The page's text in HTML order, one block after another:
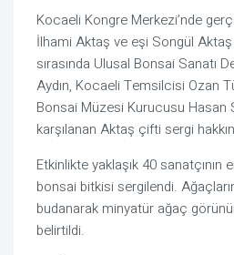
Kocaeli Kongre Merkezi’nde
İlhami Aktaş ve eşi Songül
sırasında Ulusal Bonsai Sanatı
Aydın, Kocaeli Temsilcisi Ozan
Bonsai Müzesi Kurucusu Hasan
karşılanan Aktaş çifti sergi
Etkinlikte yaklaşık 40 sanatçının
bonsai bitkisi sergilendi.
budanarak minyatür ağaç
belirtildi.